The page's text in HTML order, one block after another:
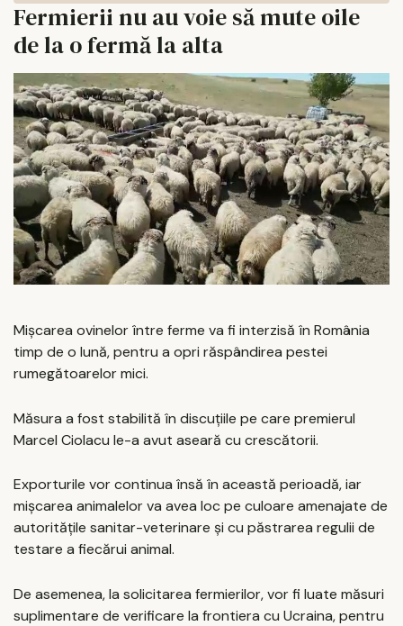
Fermierii nu au voie să mute oile
de la o fermă la alta
Mişcarea ovinelor între ferme va fi interzisă în România
timp de o lună, pentru a opri răspândirea pestei
rumegătoarelor mici.
Măsura a fost stabilită în discuţiile pe care premierul
Marcel Ciolacu le-a avut aseară cu crescătorii.
Exporturile vor continua însă în această perioadă, iar
mişcarea animalelor va avea loc pe culoare amenajate de
autorităţile sanitar-veterinare şi cu păstrarea regulii de
testare a fiecărui animal.
De asemenea, la solicitarea fermierilor, vor fi luate măsuri
suplimentare de verificare la frontiera cu Ucraina, pentru